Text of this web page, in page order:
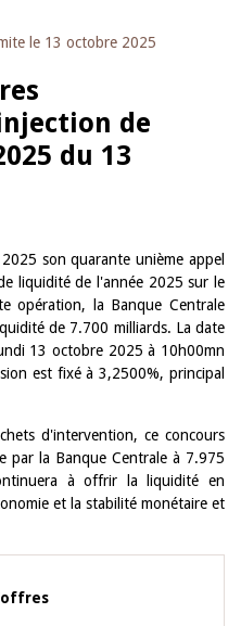
le 13 octobre 2025
de
du 13
son quarante unième appel
liquidité de l'année 2025 sur le
opération, la Banque Centrale
de 7.700 milliards. La date
13 octobre 2025 à 10h00mn
est fixé à 3,2500%, principal
d'intervention, ce concours
par la Banque Centrale à 7.975
à offrir la liquidité en
et la stabilité monétaire et